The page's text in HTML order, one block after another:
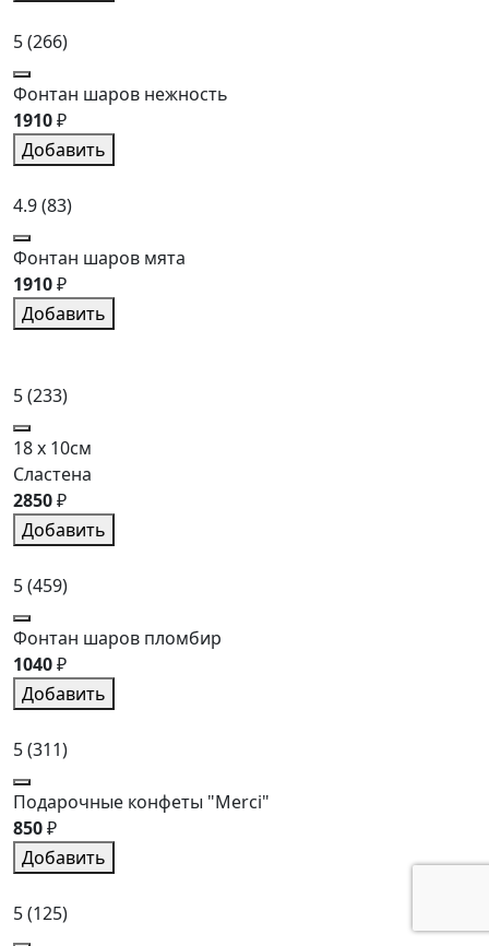
5(266)
Фонтан шаров нежность
1910₽
Добавить
4.9(83)
Фонтан шаров мята
1910₽
Добавить
5(233)
18 x 10см
Сластена
2850₽
Добавить
5(459)
Фонтан шаров пломбир
1040₽
Добавить
5(311)
Подарочные конфеты "Merci"
850₽
Добавить
5(125)